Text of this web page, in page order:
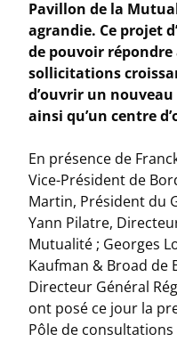
Pavillon de la
agrandie. Ce projet
de pouvoir
sollicitations
d’ouvrir un
ainsi qu’un centre
En présence de
Vice-Président de
Martin, Président du
Yann Pilatre,
Mutualité ; Georges
Kaufman & Broad de
Directeur Général
ont posé ce jour la
Pôle de